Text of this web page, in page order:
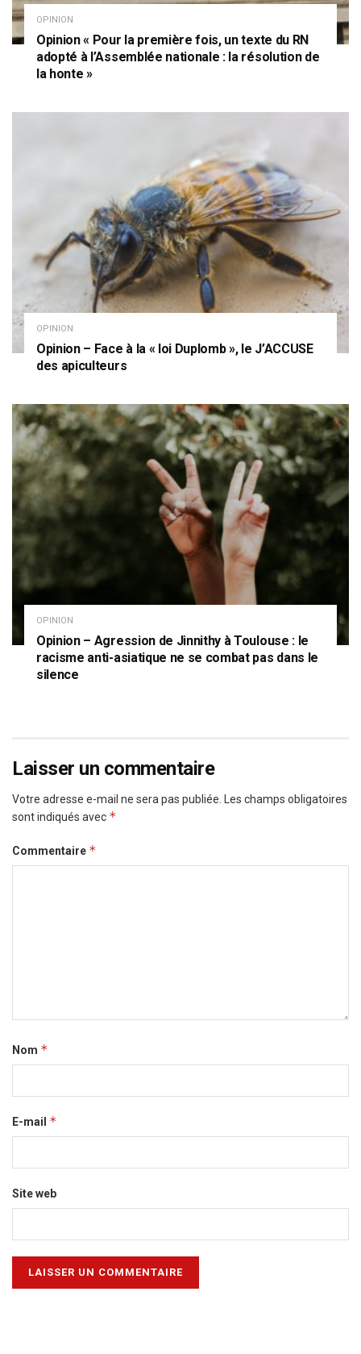
OPINION
Opinion « Pour la première fois, un texte du RN
adopté à l’Assemblée nationale : la résolution de
la honte »
OPINION
Opinion – Face à la « loi Duplomb », le J’ACCUSE
des apiculteurs
OPINION
Opinion – Agression de Jinnithy à Toulouse : le
racisme anti-asiatique ne se combat pas dans le
silence
Laisser un commentaire
Votre adresse e-mail ne sera pas publiée.
Les champs obligatoires
sont indiqués avec *
Commentaire *
Nom *
E-mail *
Site web